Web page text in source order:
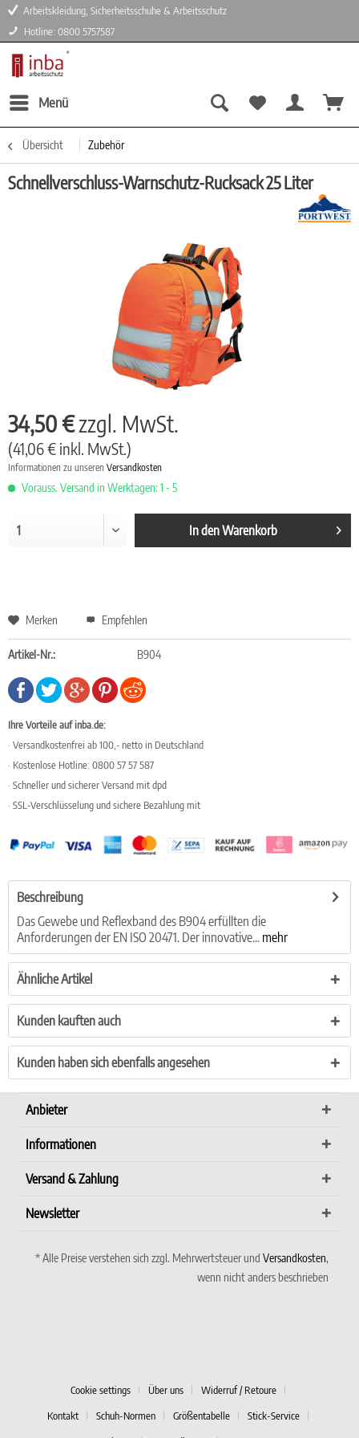
Arbeitskleidung, Sicherheitsschuhe & Arbeitsschutz
Hotline: 0800 5757587
Menü
Übersicht Zubehör
Schnellverschluss-Warnschutz-Rucksack 25 Liter
34,50 €zzgl. MwSt.
(41,06 € inkl. MwSt.)
Informationen zu unseren Versandkosten
Vorauss. Versand in Werktagen: 1 - 5
In denWarenkorb
Merken Empfehlen
Artikel-Nr.: B904
Ihre Vorteile auf inba.de:
· Versandkostenfrei ab 100,- netto in Deutschland
· Kostenlose Hotline: 0800 57 57 587
· Schneller und sicherer Versand mit dpd
· SSL-Verschlüsselung und sichere Bezahlung mit
Beschreibung
Das Gewebe und Reflexband des B904 erfüllten die
Anforderungen der EN ISO 20471. Der innovative... mehr
Ähnliche Artikel
Kunden kauften auch
Kunden haben sich ebenfalls angesehen
Anbieter
Informationen
Versand & Zahlung
Newsletter
* Alle Preise verstehen sich zzgl. Mehrwertsteuer und Versandkosten,
wenn nicht anders beschrieben
Cookie settings Über uns
Widerruf / Retoure
Kontakt
Schuh-Normen Größentabelle
Stick-Service